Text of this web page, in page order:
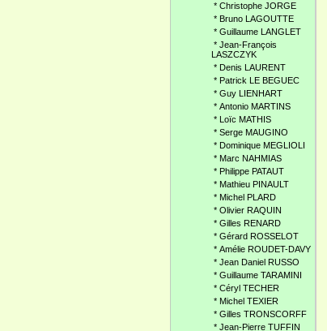
* Christophe JORGE
* Bruno LAGOUTTE
* Guillaume LANGLET
* Jean-François
LASZCZYK
* Denis LAURENT
* Patrick LE BEGUEC
* Guy LIENHART
* Antonio MARTINS
* Loïc MATHIS
* Serge MAUGINO
* Dominique MEGLIOLI
* Marc NAHMIAS
* Philippe PATAUT
* Mathieu PINAULT
* Michel PLARD
* Olivier RAQUIN
* Gilles RENARD
* Gérard ROSSELOT
* Amélie ROUDET-DAVY
* Jean Daniel RUSSO
* Guillaume TARAMINI
* Céryl TECHER
* Michel TEXIER
* Gilles TRONSCORFF
* Jean-Pierre TUFFIN